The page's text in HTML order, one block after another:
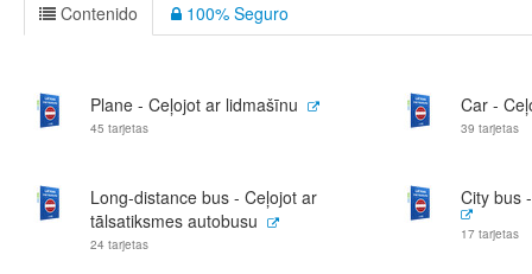
Contenido 100% Seguro
Plane - Ceļojot ar lidmašīnu
45 tarjetas
Car -
39 tarjetas
Long-distance bus - Ceļojot ar
tālsatiksmes autobusu
24 tarjetas
City bus
17 tarjetas